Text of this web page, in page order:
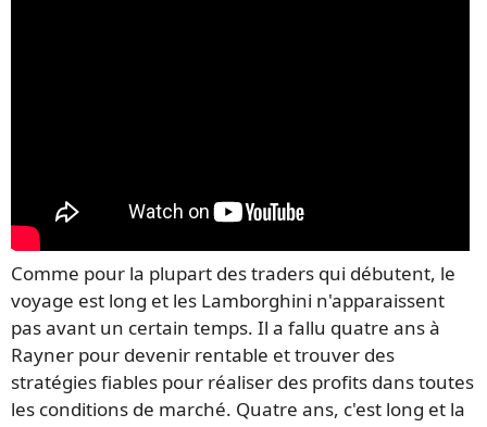
Comme pour la plupart des traders qui débutent, le
voyage est long et les Lamborghini n'apparaissent
pas avant un certain temps. Il a fallu quatre ans à
Rayner pour devenir rentable et trouver des
stratégies fiables pour réaliser des profits dans toutes
les conditions de marché. Quatre ans, c'est long et la